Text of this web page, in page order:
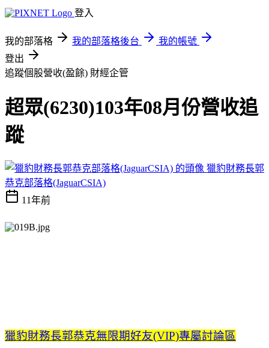
登入
我的部落格 我的部落格後台
我的帳號
登出
追蹤個股營收(盈餘) 財經企管
超眾(6230)103年08月份營收追
蹤
獵豹財務長郭
恭克部落格(JaguarCSIA)
11年前
獵豹財務長郭恭克無限期好友(VIP)專屬討論區